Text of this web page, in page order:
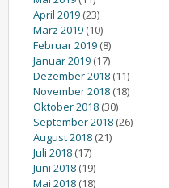
April 2019 (23)
März 2019 (10)
Februar 2019 (8)
Januar 2019 (17)
Dezember 2018 (11)
November 2018 (18)
Oktober 2018 (30)
September 2018 (26)
August 2018 (21)
Juli 2018 (17)
Juni 2018 (19)
Mai 2018 (18)